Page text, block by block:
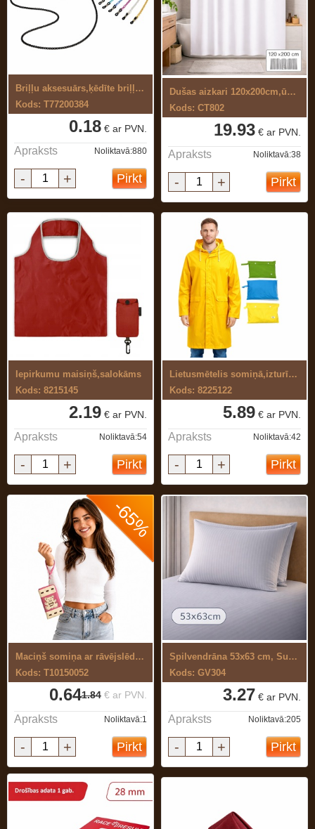
Briļļu aksesuārs,ķēdīte briļļu turētājs ...
Kods: T77200384
0.18 € ar PVN.
Apraksts Noliktavā:880
- + Pirkt
Dušas aizkari 120x200cm,ūdens ...
Kods: CT802
19.93 € ar PVN.
Apraksts Noliktavā:38
- + Pirkt
Iepirkumu maisiņš,salokāms
Kods: 8215145
2.19 € ar PVN.
Apraksts Noliktavā:54
- + Pirkt
Lietusmētelis somiņā,izturīga materiāla
Kods: 8225122
5.89 € ar PVN.
Apraksts Noliktavā:42
- + Pirkt
-65%
Maciņš somiņa ar rāvējslēdzēju rozā
Kods: T10150052
1.84 € ar PVN.
0.64
Apraksts Noliktavā:1
- + Pirkt
Spilvendrāna 53x63 cm, Superior,satīna ...
Kods: GV304
3.27 € ar PVN.
Apraksts Noliktavā:205
- + Pirkt